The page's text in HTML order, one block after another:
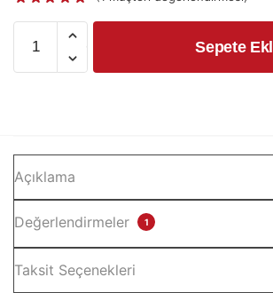
Pantolonu
(Arıcı
Sepete
Açıklama
Değerlendirmeler 1
Taksit Seçenekleri